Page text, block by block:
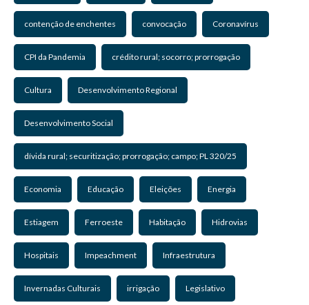
contenção de enchentes convocação Coronavírus
CPI da Pandemia crédito rural; socorro; prorrogação
Cultura Desenvolvimento Regional
Desenvolvimento Social
dívida rural; securitização; prorrogação; campo; PL 320/25
Economia Educação Eleições Energia
Estiagem Ferroeste Habitação Hidrovias
Hospitais Impeachment Infraestrutura
Invernadas Culturais irrigação Legislativo